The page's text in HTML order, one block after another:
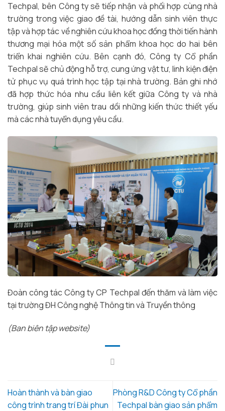
Techpal, bên Công ty sẽ tiếp nhận và phối hợp cùng nhà
trường trong việc giao đề tài, hướng dẫn sinh viên thực
tập và hợp tác về nghiên cứu khoa học đồng thời tiến hành
thương mại hóa một số sản phẩm khoa học do hai bên
triển khai nghiên cứu. Bên cạnh đó, Công ty Cổ phần
Techpal sẽ chủ động hỗ trợ, cung ứng vật tư, linh kiện điện
tử phục vụ quá trình học tập tại nhà trường. Bản ghi nhớ
đã hợp thức hóa nhu cầu liên kết giữa Công ty và nhà
trường, giúp sinh viên trau dồi những kiến thức thiết yếu
mà các nhà tuyển dụng yêu cầu.
Đoàn công tác Công ty CP Techpal đến thăm và làm việc
tại trường ĐH Công nghệ Thông tin và Truyền thông
(Ban biên tập website)
Hoàn thành và bàn giao
công trình trang trí Đài phun
Phòng R&D Công ty Cổ phần
Techpal bàn giao sản phẩm